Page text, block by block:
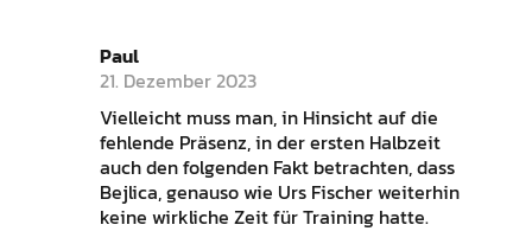
Paul
21. Dezember 2023
Vielleicht muss man, in Hinsicht auf die
fehlende Präsenz, in der ersten Halbzeit
auch den folgenden Fakt betrachten, dass
Bejlica, genauso wie Urs Fischer weiterhin
keine wirkliche Zeit für Training hatte.